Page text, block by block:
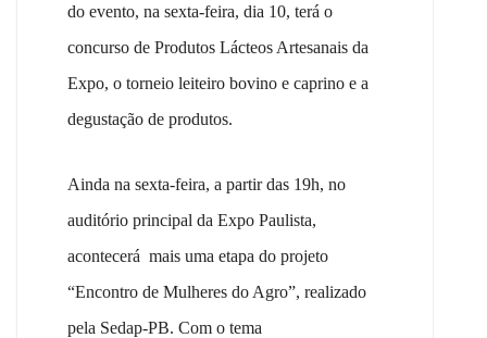
do evento, na sexta-feira, dia 10, terá o
concurso de Produtos Lácteos Artesanais da
Expo, o torneio leiteiro bovino e caprino e a
degustação de produtos.
Ainda na sexta-feira, a partir das 19h, no
auditório principal da Expo Paulista,
acontecerá mais uma etapa do projeto
“Encontro de Mulheres do Agro”, realizado
pela Sedap-PB. Com o tema